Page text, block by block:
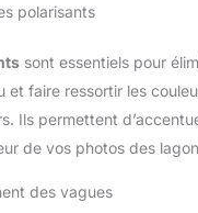
polarisants
sont essentiels pour
et faire ressortir les
Ils permettent
de vos photos des
des vagues